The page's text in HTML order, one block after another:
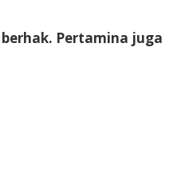
Pertamina juga